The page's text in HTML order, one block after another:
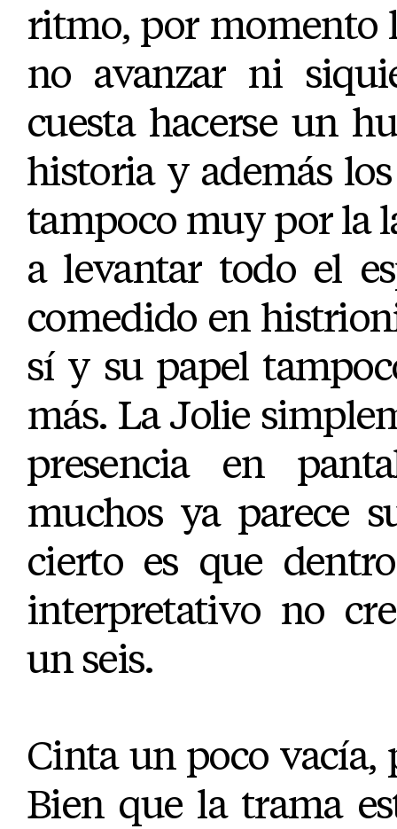
ritmo, por momento
no avanzar ni
cuesta hacerse un
historia y además
tampoco muy por la
a levantar todo el
comedido en
sí y su papel
más. La Jolie
presencia en
muchos ya parece
cierto es que
interpretativo no
un seis.
Cinta un poco vacía,
Bien que la trama